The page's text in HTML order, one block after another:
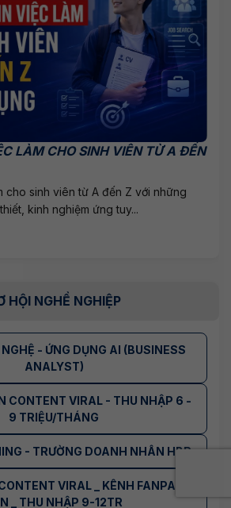
LÀM CHO SINH VIÊN TỪ A ĐẾN
cho sinh viên từ A đến Z với những
kinh nghiệm ứng tuy...
HỘI NGHỀ NGHIỆP
- ỨNG DỤNG AI (BUSINESS
ANALYST)
CONTENT VIRAL - THU NHẬP 6 -
9 TRIỆU/THÁNG
- TRƯỜNG DOANH NHÂN HBR
VIRAL _ KÊNH FANPAGE
_ THU NHẬP 9-12TR